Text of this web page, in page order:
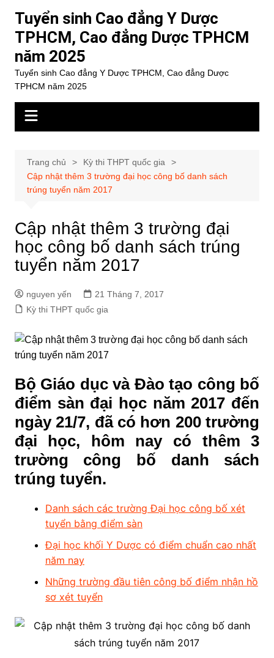
dung
Tuyển sinh Cao đẳng Y Dược
TPHCM, Cao đẳng Dược TPHCM
năm 2025
Tuyển sinh Cao đẳng Y Dược TPHCM, Cao đẳng Dược
TPHCM năm 2025
Trang chủ
Kỳ thi THPT quốc gia
Cập nhật thêm 3 trường đại học công bố danh sách
trúng tuyển năm 2017
Cập nhật thêm 3 trường đại
học công bố danh sách trúng
tuyển năm 2017
nguyen yến
21 Tháng 7, 2017
Kỳ thi THPT quốc gia
Bộ Giáo dục và Đào tạo công bố
điểm sàn đại học năm 2017 đến
ngày 21/7, đã có hơn 200 trường
đại học, hôm nay có thêm 3
trường công bố danh sách
trúng tuyển.
Danh sách các trường Đại học công bố xét
tuyển bằng điểm sàn
Đại học khối Y Dược có điểm chuẩn cao nhất
năm nay
Những trường đầu tiên công bố điểm nhận hồ
sơ xét tuyển